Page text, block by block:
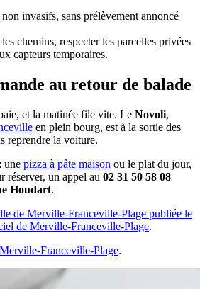
non invasifs, sans prélèvement annoncé
chemins, respecter les parcelles privées
capteurs temporaires.
au retour de balade
et la matinée file vite. Le Novoli,
en plein bourg, est à la sortie des
reprendre la voiture.
une pizza à pâte maison ou le plat du jour,
réserver, un appel au 02 31 50 58 08
Houdart.
de Merville-Franceville-Plage publiée le
de Merville-Franceville-Plage.
Franceville-Plage.